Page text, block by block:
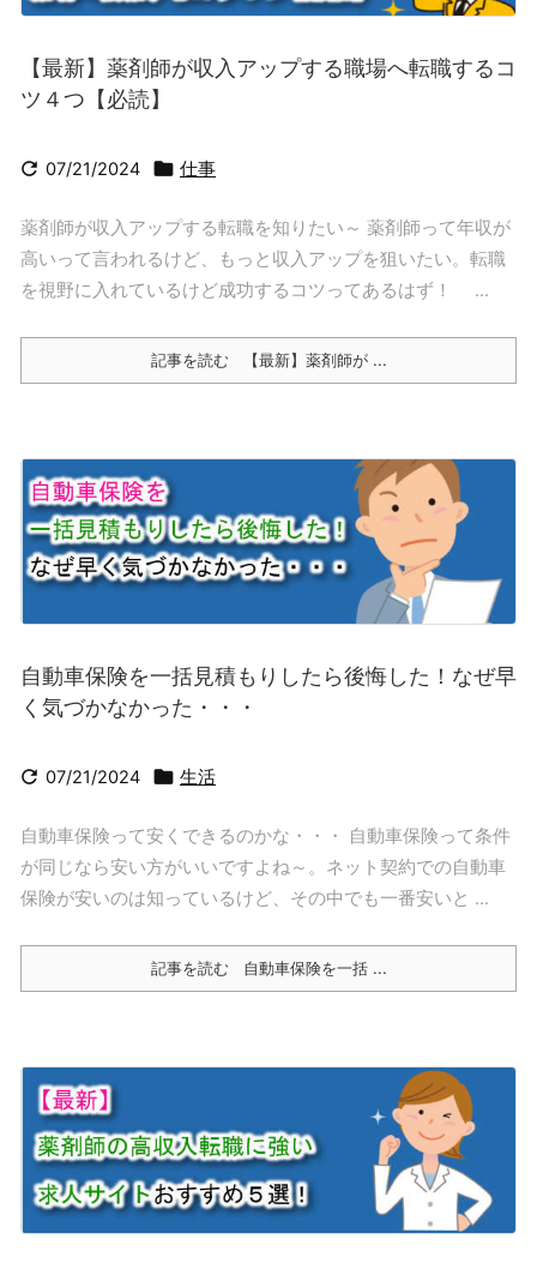
【最新】薬剤師が収入アップする職場へ転職するコ
ツ４つ【必読】
 07/21/2024  仕事
薬剤師が収入アップする転職を知りたい～ 薬剤師って年収が
高いって言われるけど、もっと収入アップを狙いたい。転職
を視野に入れているけど成功するコツってあるはず！ ...
記事を読む 【最新】薬剤師が ...
自動車保険を一括見積もりしたら後悔した！なぜ早
く気づかなかった・・・
 07/21/2024  生活
自動車保険って安くできるのかな・・・ 自動車保険って条件
が同じなら安い方がいいですよね～。ネット契約での自動車
保険が安いのは知っているけど、その中でも一番安いと ...
記事を読む 自動車保険を一括 ...